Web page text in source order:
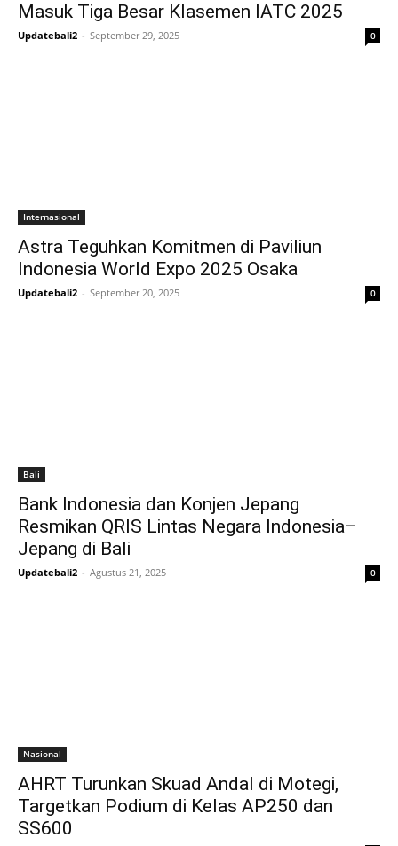
Masuk Tiga Besar Klasemen IATC 2025
Updatebali2 - September 29, 2025 0
Internasional
Astra Teguhkan Komitmen di Paviliun
Indonesia World Expo 2025 Osaka
Updatebali2 - September 20, 2025 0
Bali
Bank Indonesia dan Konjen Jepang
Resmikan QRIS Lintas Negara Indonesia–
Jepang di Bali
Updatebali2 - Agustus 21, 2025 0
Nasional
AHRT Turunkan Skuad Andal di Motegi,
Targetkan Podium di Kelas AP250 dan
SS600